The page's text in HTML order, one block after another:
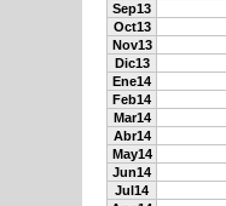
Sep13
Oct13
Nov13
Dic13
Ene14
Feb14
Mar14
Abr14
May14
Jun14
Jul14